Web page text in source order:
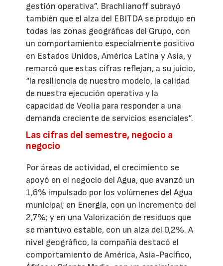
gestión operativa”. Brachlianoff subrayó
también que el alza del EBITDA se produjo en
todas las zonas geográficas del Grupo, con
un comportamiento especialmente positivo
en Estados Unidos, América Latina y Asia, y
remarcó que estas cifras reflejan, a su juicio,
“la resiliencia de nuestro modelo, la calidad
de nuestra ejecución operativa y la
capacidad de Veolia para responder a una
demanda creciente de servicios esenciales”.
Las cifras del semestre, negocio a
negocio
Por áreas de actividad, el crecimiento se
apoyó en el negocio del Agua, que avanzó un
1,6% impulsado por los volúmenes del Agua
municipal; en Energía, con un incremento del
2,7%; y en una Valorización de residuos que
se mantuvo estable, con un alza del 0,2%. A
nivel geográfico, la compañía destacó el
comportamiento de América, Asia-Pacífico,